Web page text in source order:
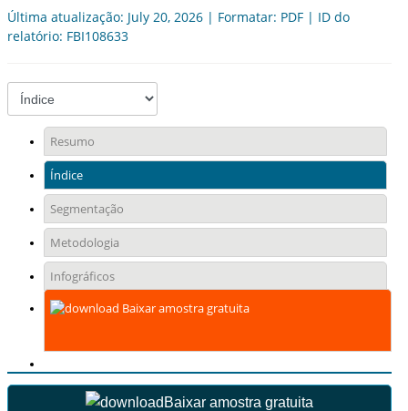
Última atualização: July 20, 2026 | Formatar: PDF | ID do
relatório: FBI108633
Resumo
Índice
Segmentação
Metodologia
Infográficos
Baixar amostra gratuita
Baixar amostra gratuita